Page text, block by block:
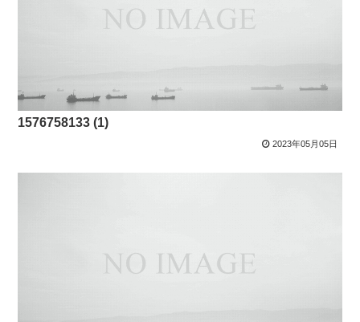
1576758133 (1)
2023年05月05日